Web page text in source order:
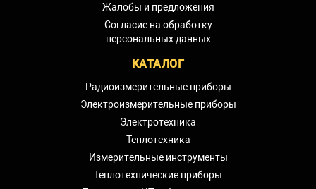
Жалобы и предложения
Согласие на обработку
персональных данных
КАТАЛОГ
Радиоизмерительные приборы
Электроизмерительные приборы
Электротехника
Теплотехника
Измерительные инструменты
Теплотехнические приборы